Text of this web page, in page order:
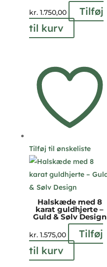
kr.1.750,00
Tilføj
til kurv
Tilføj til ønskeliste
Halskæde med 8
karat guldhjerte –
Guld & Sølv Design
kr.1.575,00
Tilføj
til kurv